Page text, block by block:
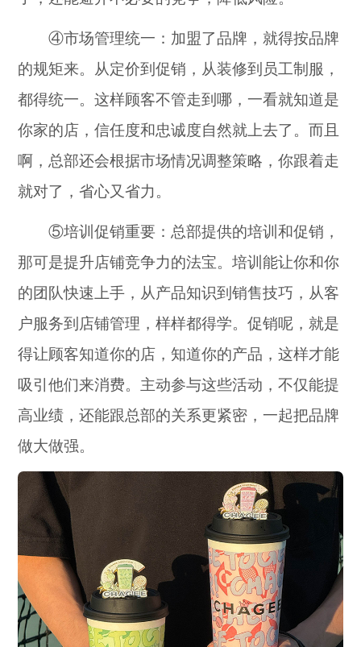
④市场管理统一：加盟了品牌，就得按品牌
的规矩来。从定价到促销，从装修到员工制服，
都得统一。这样顾客不管走到哪，一看就知道是
你家的店，信任度和忠诚度自然就上去了。而且
啊，总部还会根据市场情况调整策略，你跟着走
就对了，省心又省力。
⑤培训促销重要：总部提供的培训和促销，
那可是提升店铺竞争力的法宝。培训能让你和你
的团队快速上手，从产品知识到销售技巧，从客
户服务到店铺管理，样样都得学。促销呢，就是
得让顾客知道你的店，知道你的产品，这样才能
吸引他们来消费。主动参与这些活动，不仅能提
高业绩，还能跟总部的关系更紧密，一起把品牌
做大做强。